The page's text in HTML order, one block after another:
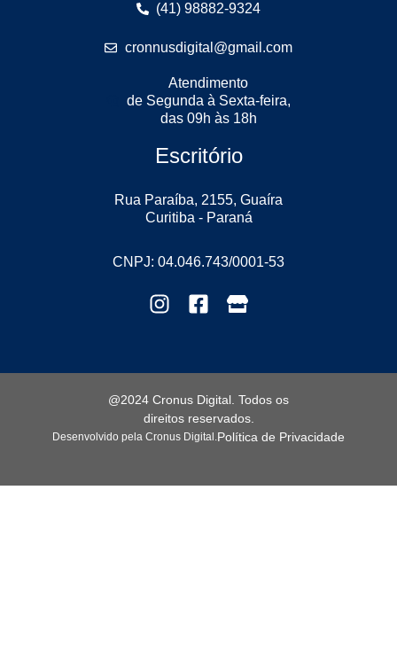
(41) 98882-9324
cronnusdigital@gmail.com
Atendimento
de Segunda à Sexta-feira,
das 09h às 18h
Escritório
Rua Paraíba, 2155, Guaíra
Curitiba - Paraná
CNPJ: 04.046.743/0001-53
Desenvolvido pela Cronus Digital.Política de Privacidade
@2024 Cronus Digital. Todos os
direitos reservados.